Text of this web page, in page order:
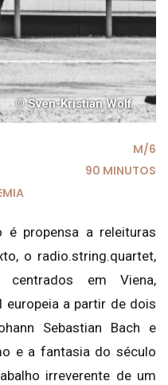
© Sven-Kristian Wolf
M/6
90 MINUTOS
propensa a releituras
o radio.string.quartet,
centrados em Viena,
a partir de dois
Sebastian Bach e
e a fantasia do século
irreverente de um